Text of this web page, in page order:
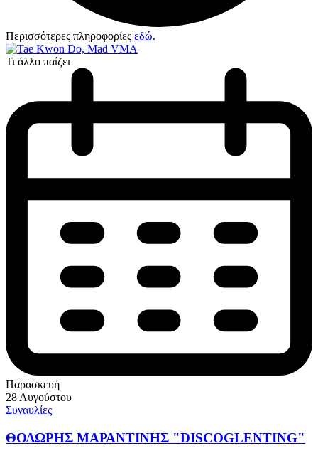
Περισσότερες πληροφορίες εδώ.
Τι άλλο παίζει
Παρασκευή
28 Αυγούστου
Συναυλίες
ΘΟΔΩΡΗΣ ΜΑΡΑΝΤΙΝΗΣ "DISCOGLENTING"